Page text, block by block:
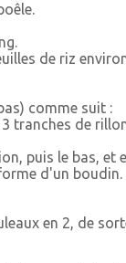
de riz
comme suit :
tranches de
puis le bas, et
d'un boudin.
en 2, de